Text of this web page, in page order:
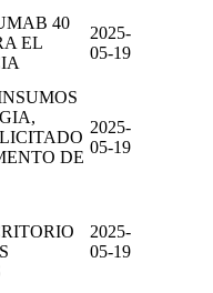
40
EL
2025-
05-19
DE
2025-
05-19
2025-
05-19